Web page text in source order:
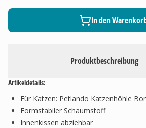
Produktbeschreibung
Artikeldetails:
Für Katzen: Petlando Katzenhöhle
Formstabiler Schaumstoff
Innenkissen abziehbar
In den